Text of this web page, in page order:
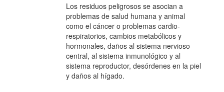
Los residuos peligrosos se asocian a
problemas de salud humana y animal
como el cáncer o problemas cardio-
respiratorios, cambios metabólicos y
hormonales, daños al sistema nervioso
central, al sistema inmunológico y al
sistema reproductor, desórdenes en la piel
y daños al hígado.